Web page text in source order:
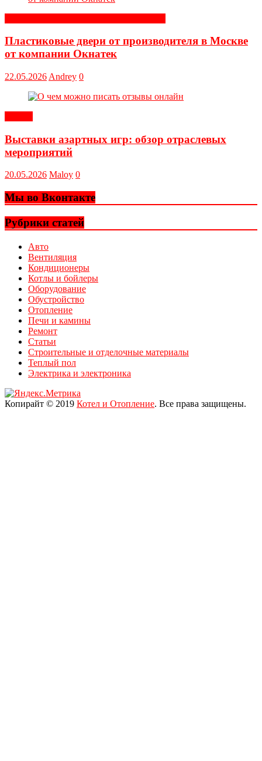
Пластиковые двери от производителя в Москве
от компании Окнатек
22.05.2026 Andrey 0
Выставки азартных игр: обзор отраслевых
мероприятий
20.05.2026 Maloy 0
Мы во Вконтакте
Рубрики статей
Авто
Вентиляция
Кондиционеры
Котлы и бойлеры
Оборудование
Обустройство
Отопление
Печи и камины
Ремонт
Статьи
Строительные и отделочные материалы
Теплый пол
Электрика и электроника
Копирайт © 2019 Котел и Отопление. Все права защищены.